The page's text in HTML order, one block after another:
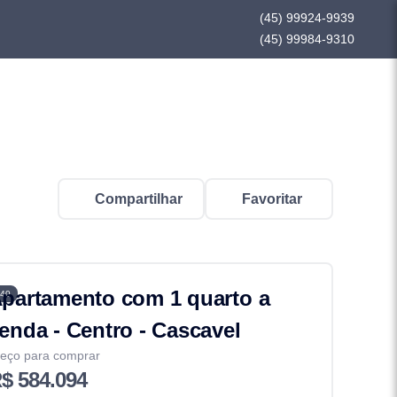
(45) 99924-9939
(45) 99984-9310
Compartilhar Favoritar
com 1 quarto a
- Centro - Cascavel
para comprar
584.094